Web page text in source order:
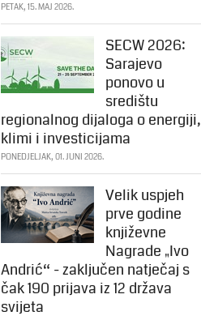
PETAK, 15. MAJ 2026.
SECW 2026:
Sarajevo
ponovo u
središtu
regionalnog dijaloga o energiji,
klimi i investicijama
PONEDJELJAK, 01. JUNI 2026.
Velik uspjeh
prve godine
književne
Nagrade „Ivo
Andrić“ - zaključen natječaj s
čak 190 prijava iz 12 država
svijeta